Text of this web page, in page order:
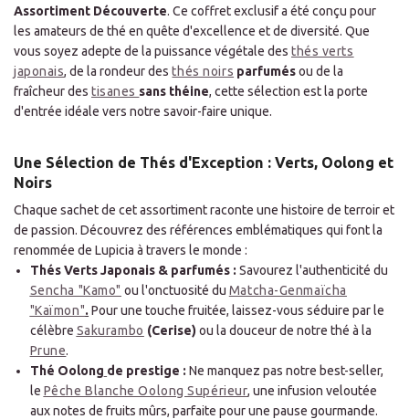
Assortiment Découverte. Ce coffret exclusif a été conçu pour
les amateurs de thé en quête d'excellence et de diversité. Que
vous soyez adepte de la puissance végétale des thés verts
japonais, de la rondeur desthés noirs parfumésou de la
fraîcheur des tisanes sans théine, cette sélection est la porte
d'entrée idéale vers notre savoir-faire unique.
Une Sélection de Thés d'Exception : Verts, Oolong et
Noirs
Chaque sachet de cet assortiment raconte une histoire de terroir et
de passion. Découvrez des références emblématiques qui font la
renommée de Lupicia à travers le monde :
Thés Verts Japonais & parfumés : Savourez l'authenticité du
Sencha "Kamo" ou l'onctuosité du Matcha-Genmaïcha
"Kaïmon". Pour une touche fruitée, laissez-vous séduire par le
célèbre Sakurambo (Cerise) ou la douceur de notre thé à la
Prune.
Thé Oolong de prestige : Ne manquez pas notre best-seller,
le Pêche Blanche Oolong Supérieur, une infusion veloutée
aux notes de fruits mûrs, parfaite pour une pause gourmande.